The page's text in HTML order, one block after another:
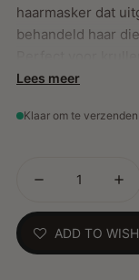
haarmasker dat
behandeld haar
Belangrijkste
overbewerkt
Versterkt de
glanzende finish
Verrijkt met
Afrikaanse vijg
Lees meer
Klaar om te verzenden
ADD TO